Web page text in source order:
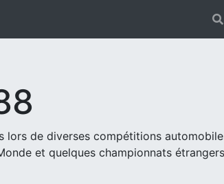
de diverses compétitions
et quelques championnats